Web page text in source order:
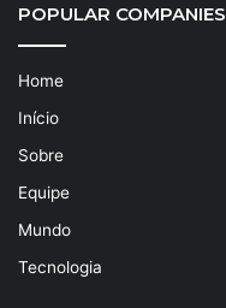
POPULAR COMPANIES
Home
Início
Sobre
Equipe
Mundo
Tecnologia